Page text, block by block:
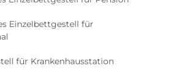
Einzelbettgestell für
für Krankenhausstation